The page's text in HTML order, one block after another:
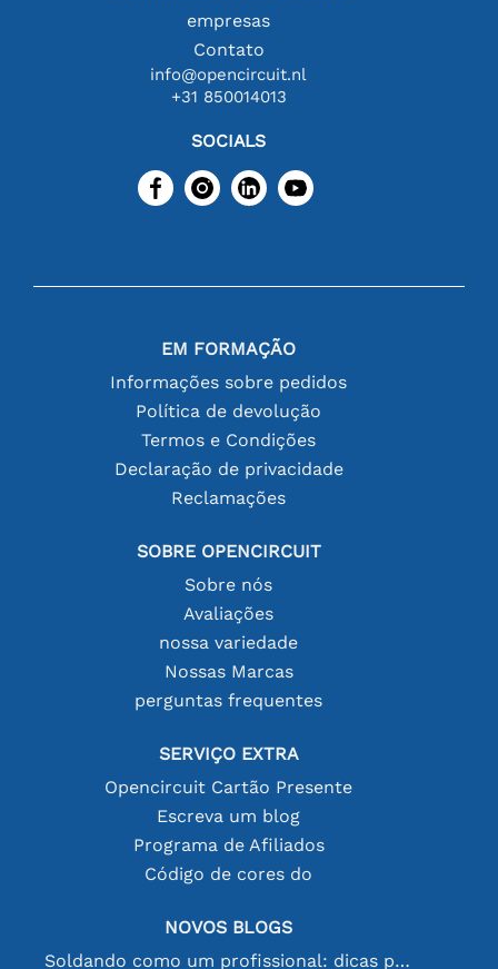
empresas
Contato
info@opencircuit.nl
+31 850014013
SOCIALS
EM FORMAÇÃO
Informações sobre pedidos
Política de devolução
Termos e Condições
Declaração de privacidade
Reclamações
SOBRE OPENCIRCUIT
Sobre nós
Avaliações
nossa variedade
Nossas Marcas
perguntas frequentes
SERVIÇO EXTRA
Opencircuit Cartão Presente
Escreva um blog
Programa de Afiliados
Código de cores do
NOVOS BLOGS
Soldando como um profissional: dicas para conexões eletrônicas perfeitas